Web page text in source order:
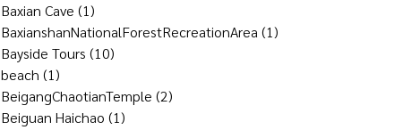
Baxian Cave (1)
BaxianshanNationalForestRecreationArea (1)
Bayside Tours (10)
beach (1)
BeigangChaotianTemple (2)
Beiguan Haichao (1)